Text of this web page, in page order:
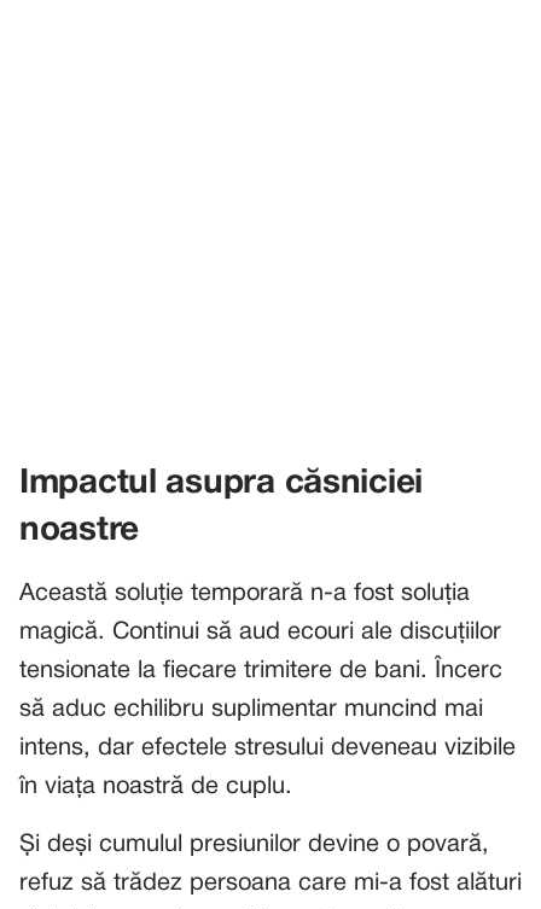
Impactul asupra căsniciei
noastre
Această soluție temporară n-a fost soluția
magică. Continui să aud ecouri ale discuțiilor
tensionate la fiecare trimitere de bani. Încerc
să aduc echilibru suplimentar muncind mai
intens, dar efectele stresului deveneau vizibile
în viața noastră de cuplu.
Și deși cumulul presiunilor devine o povară,
refuz să trădez persoana care mi-a fost alături